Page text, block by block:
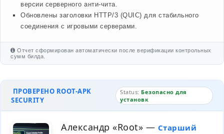
версии серверного анти-чита.
Обновлены заголовки HTTP/3 (QUIC) для стабильного
соединения с игровыми серверами.
Отчет сформирован автоматически после верификации контрольных
сумм билда.
ПРОВЕРЕНО ROOT-APK
SECURITY
Status: Безопасно для
установк
Александр «Root» — Старший